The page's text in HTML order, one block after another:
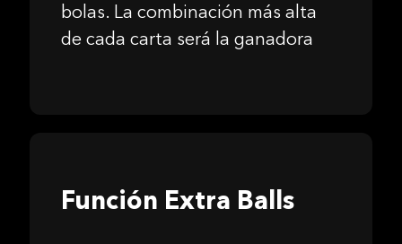
bolas. La combinación más alta
de cada carta será la ganadora
Función Extra Balls